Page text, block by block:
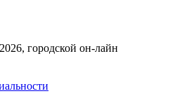
городской он-лайн